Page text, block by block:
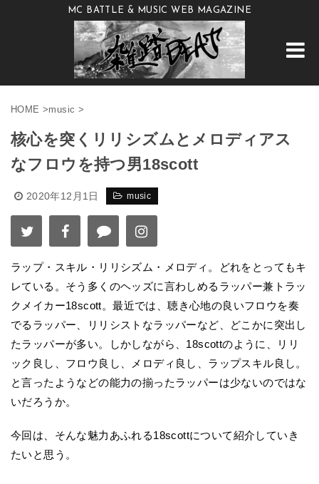
MC BATTLE & MUSIC WEB MAGAZINE
HOME >music >
核心を突くリリシズムとメロディアス
なフロウを持つ男18scott
2020年12月1日 music
ラップ・スキル・リリシズム・メロディ。どれをとってもキ
レている。そう多くのヘッズに言わしめるラッパー兼トラッ
クメイカー18scott。最近では、聴き心地の良いフロウを奏
でるラッパー、リリシストなラッパーなど、どこかに突出し
たラッパーが多い。しかしながら、18scottのように、リリ
ック良し、フロウ良し、メロディ良し、ラップスキル良し。
と言ったようなどの能力の揃ったラッパーは少ないのではな
いだろうか。
今回は、そんな魅力あふれる18scottについて紹介していき
たいと思う。